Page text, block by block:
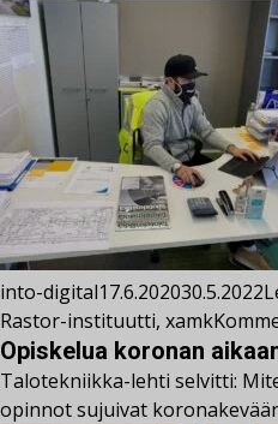
into-digital17.6.202030.5.2022
Rastor-instituutti, xamk
Opiskelua koronan
Talotekniikka-lehti selvitti:
opinnot sujuivat